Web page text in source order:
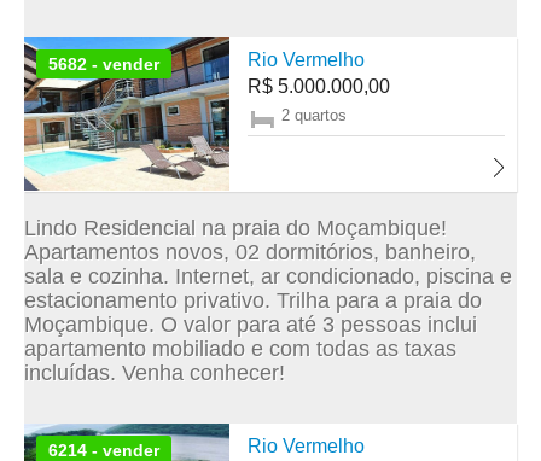
5682 - vender
Rio Vermelho
R$ 5.000.000,00
2 quartos
Lindo Residencial na praia do Moçambique!
Apartamentos novos, 02 dormitórios, banheiro,
sala e cozinha. Internet, ar condicionado, piscina e
estacionamento privativo. Trilha para a praia do
Moçambique. O valor para até 3 pessoas inclui
apartamento mobiliado e com todas as taxas
incluídas. Venha conhecer!
6214 - vender
Rio Vermelho